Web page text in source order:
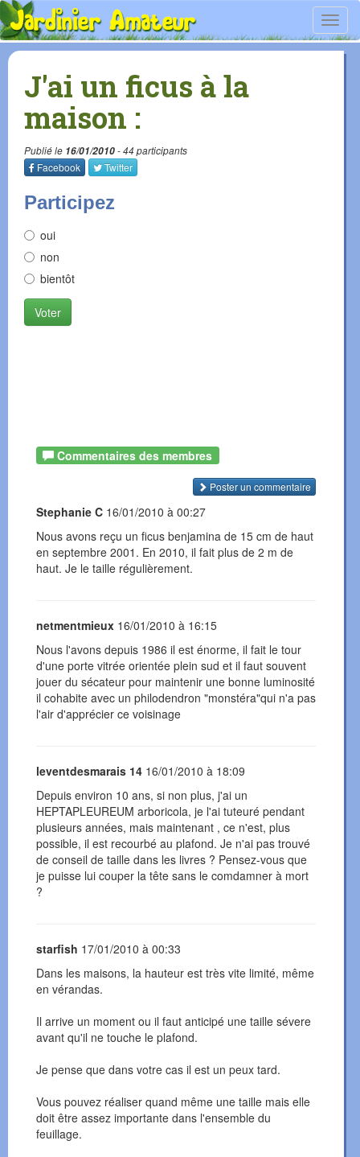
J'ai un ficus à la
maison :
Publié le 16/01/2010- 44 participants
Facebook Twitter
Participez
oui
non
bientôt
Voter
Commentaires des membres
Poster un commentaire
Stephanie C 16/01/2010 à 00:27
Nous avons reçu un ficus benjamina de 15 cm de haut
en septembre 2001. En 2010, il fait plus de 2 m de
haut. Je le taille régulièrement.
netmentmieux 16/01/2010 à 16:15
Nous l'avons depuis 1986 il est énorme, il fait le tour
d'une porte vitrée orientée plein sud et il faut souvent
jouer du sécateur pour maintenir une bonne luminosité
il cohabite avec un philodendron "monstéra"qui n'a pas
l'air d'apprécier ce voisinage
leventdesmarais 14 16/01/2010 à 18:09
Depuis environ 10 ans, si non plus, j'ai un
HEPTAPLEUREUM arboricola, je l'ai tuteuré pendant
plusieurs années, mais maintenant , ce n'est, plus
possible, il est recourbé au plafond. Je n'ai pas trouvé
de conseil de taille dans les livres ? Pensez-vous que
je puisse lui couper la tête sans le comdamner à mort
?
starfish 17/01/2010 à 00:33
Dans les maisons, la hauteur est très vite limité, même
en vérandas.
Il arrive un moment ou il faut anticipé une taille sévere
avant qu'il ne touche le plafond.
Je pense que dans votre cas il est un peux tard.
Vous pouvez réaliser quand même une taille mais elle
doit être assez importante dans l'ensemble du
feuillage.